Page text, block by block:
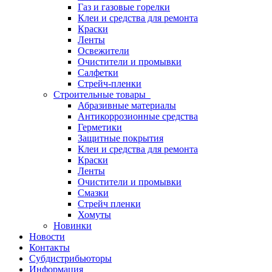
Газ и газовые горелки
Клеи и средства для ремонта
Краски
Ленты
Освежители
Очистители и промывки
Салфетки
Стрейч-пленки
Строительные товары
Абразивные материалы
Антикоррозионные средства
Герметики
Защитные покрытия
Клеи и средства для ремонта
Краски
Ленты
Очистители и промывки
Смазки
Стрейч пленки
Хомуты
Новинки
Новости
Контакты
Субдистрибьюторы
Информация